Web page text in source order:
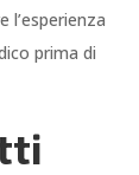
l’esperienza
prima di